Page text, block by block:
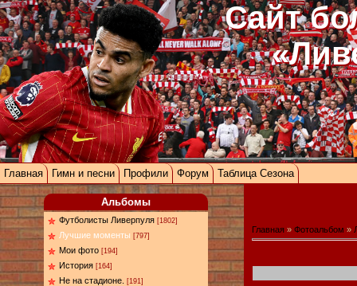
Сайт
Главная Гимн и песни Профили Форум Таблица Сезона
Альбомы
Футболисты Ливерпуля [1802]
Лучшие моменты [797]
Мои фото [194]
История [164]
Не на стадионе. [191]
Главная » Фотоальбом »